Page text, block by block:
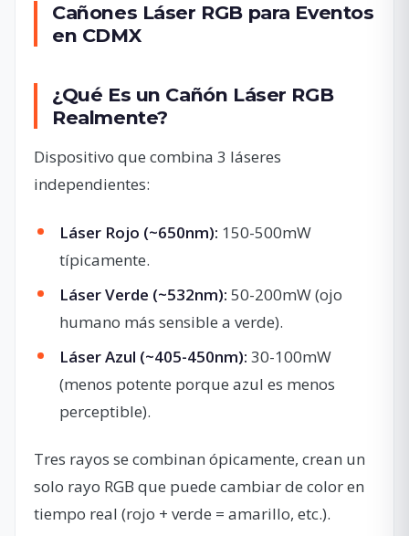
Cañones Láser RGB para Eventos
en CDMX
¿Qué Es un Cañón Láser RGB
Realmente?
Dispositivo que combina 3 láseres
independientes:
Láser Rojo (~650nm): 150-500mW
típicamente.
Láser Verde (~532nm): 50-200mW (ojo
humano más sensible a verde).
Láser Azul (~405-450nm): 30-100mW
(menos potente porque azul es menos
perceptible).
Tres rayos se combinan ópicamente, crean un
solo rayo RGB que puede cambiar de color en
tiempo real (rojo + verde = amarillo, etc.).